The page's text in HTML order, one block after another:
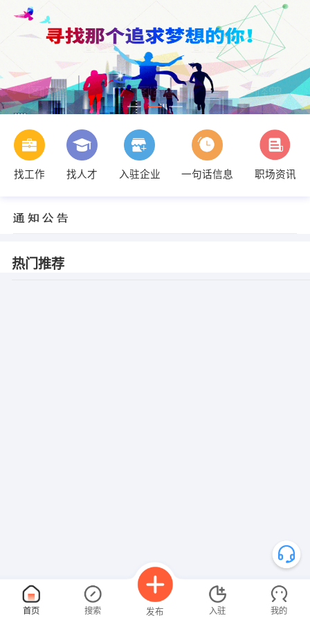
找工作 找人才 入驻企业 一句话信息 职场资讯
热门推荐
首页 搜索 发布 入驻 我的